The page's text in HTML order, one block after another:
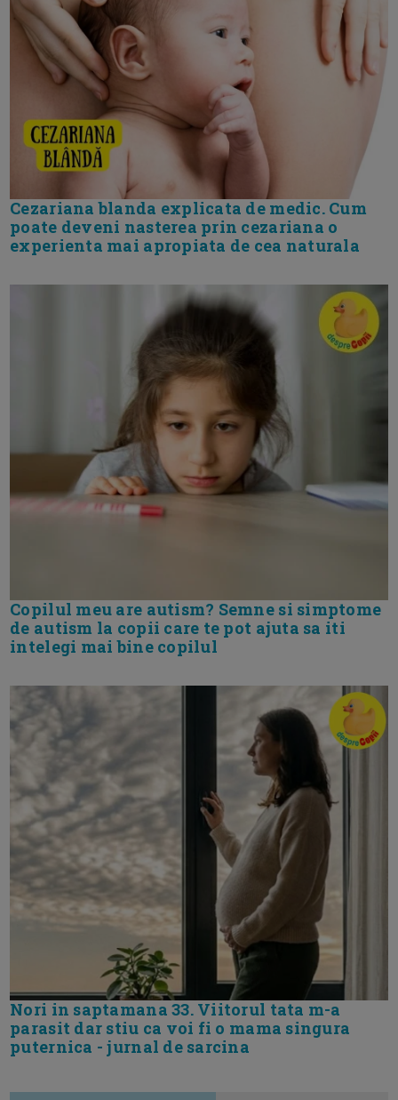
Cezariana blanda explicata de medic. Cum
poate deveni nasterea prin cezariana o
experienta mai apropiata de cea naturala
Copilul meu are autism? Semne si simptome
de autism la copii care te pot ajuta sa iti
intelegi mai bine copilul
Nori in saptamana 33. Viitorul tata m-a
parasit dar stiu ca voi fi o mama singura
puternica - jurnal de sarcina